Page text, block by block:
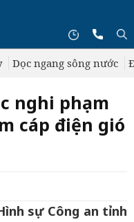
Dọc ngang sông nước
nghi phạm
cáp điện gió
sự Công an tỉnh